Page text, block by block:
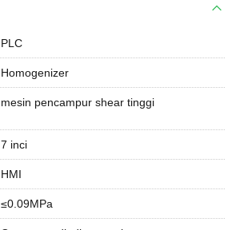
PLC
Homogenizer
mesin pencampur shear tinggi
7 inci
HMI
≤0.09MPa